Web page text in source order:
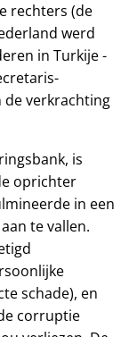
rechters (de
werd
in Turkije -
de verkrachting
is
oprichter
in een
te vallen.
schade), en
corruptie